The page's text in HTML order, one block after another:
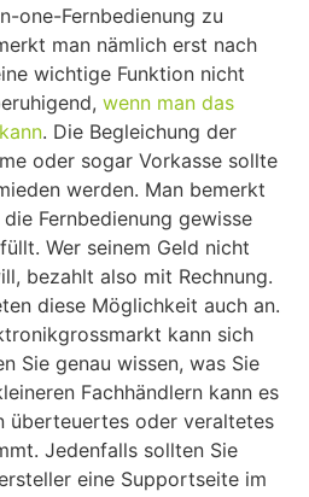
one-Fernbedienung zu
man nämlich erst nach
wichtige Funktion nicht
wenn man das
. Die Begleichung der
oder sogar Vorkasse sollte
werden. Man bemerkt
Fernbedienung gewisse
Wer seinem Geld nicht
bezahlt also mit Rechnung.
diese Möglichkeit auch an.
kann sich
Sie genau wissen, was Sie
Fachhändlern kann es
überteuertes oder veraltetes
Jedenfalls sollten Sie
eine Supportseite im